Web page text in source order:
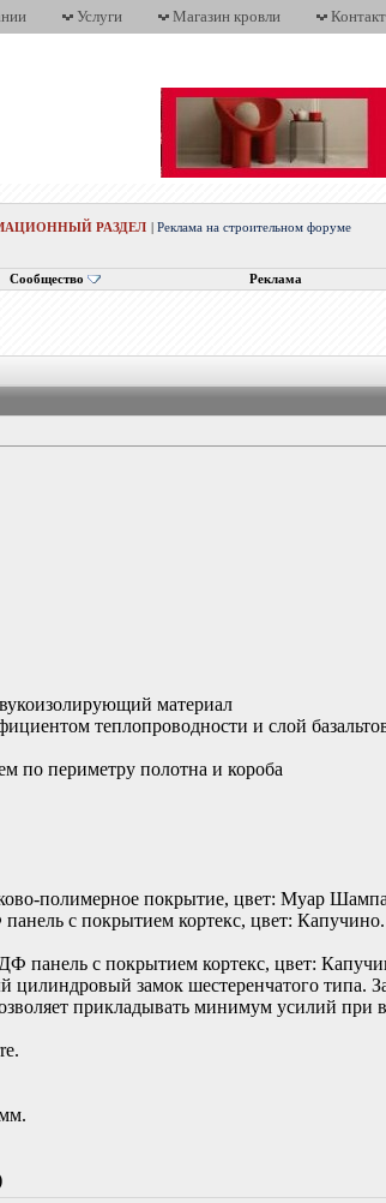
Услуги Магазин кровли
РАЗДЕЛ |Реклама на строительном форуме
Сообщество Реклама
материал
теплопроводности и слой
по периметру полотна и короба
полимерное покрытие, цвет: Муар
с покрытием кортекс, цвет:
панель с покрытием кортекс, цвет:
замок шестеренчатого типа.
прикладывать минимум усилий